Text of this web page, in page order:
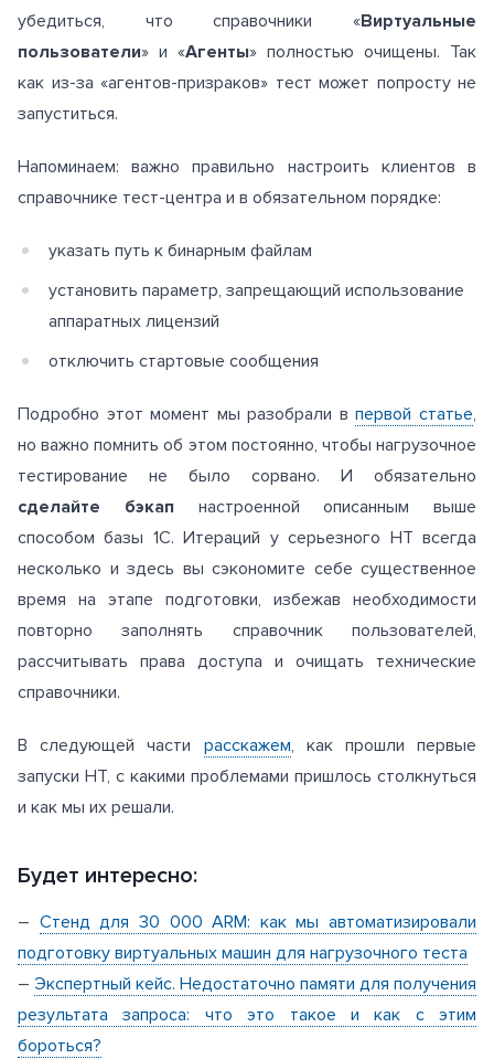
убедиться, что справочники «Виртуальные
пользователи» и «Агенты» полностью очищены. Так
как из-за «агентов-призраков» тест может попросту не
запуститься.
Напоминаем: важно правильно настроить клиентов в
справочнике тест-центра и в обязательном порядке:
указать путь к бинарным файлам
установить параметр, запрещающий использование
аппаратных лицензий
отключить стартовые сообщения
Подробно этот момент мы разобрали впервой статье,
но важно помнить об этом постоянно, чтобы нагрузочное
тестирование не было сорвано. И обязательно
сделайте бэкап настроенной описанным выше
способом базы 1С. Итераций у серьезного НТ всегда
несколько и здесь вы сэкономите себе существенное
время на этапе подготовки, избежав необходимости
повторно заполнять справочник пользователей,
рассчитывать права доступа и очищать технические
справочники.
В следующей части расскажем, как прошли первые
запуски НТ, с какими проблемами пришлось столкнуться
и как мы их решали.
Будет интересно:
– Стенд для 30 000 ARM: как мы автоматизировали
подготовку виртуальных машин для нагрузочного теста
– Экспертный кейс. Недостаточно памяти для получения
результата запроса: что это такое и как с этим
бороться?